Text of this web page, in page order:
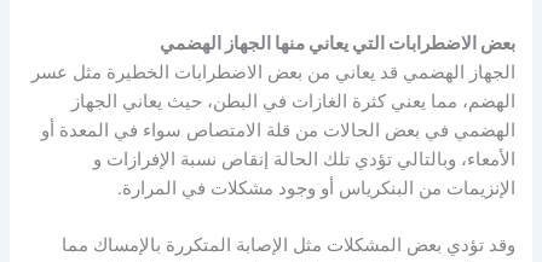
بعض الاضطرابات التي يعاني منها الجهاز الهضمي
الجهاز الهضمي قد يعاني من بعض الاضطرابات الخطيرة مثل عسر
الهضم، مما يعني كثرة الغازات في البطن، حيث يعاني الجهاز
الهضمي في بعض الحالات من قلة الامتصاص سواء في المعدة أو
الأمعاء، وبالتالي تؤدي تلك الحالة إنقاص نسبة الإفرازات و
الإنزيمات من البنكرياس أو وجود مشكلات في المرارة.
وقد تؤدي بعض المشكلات مثل الإصابة المتكررة بالإمساك مما